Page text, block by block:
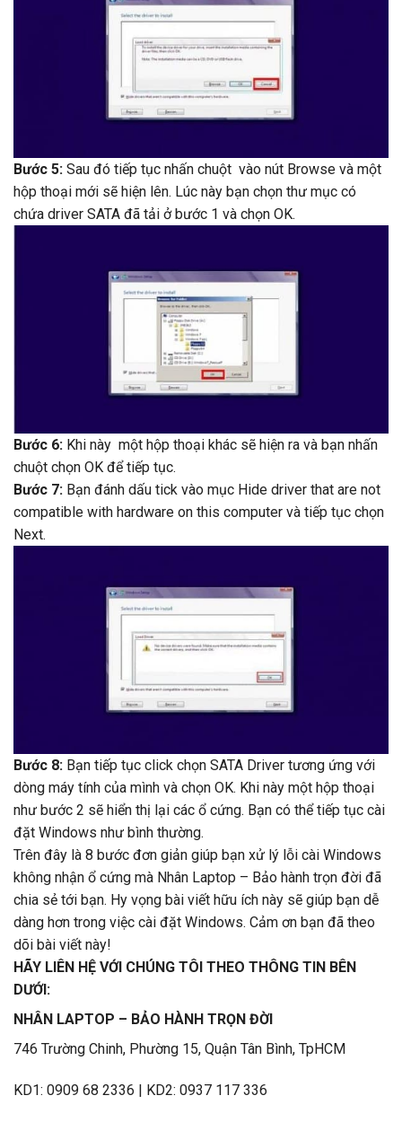
Bước 5: Sau đó tiếp tục nhấn chuột vào nút Browse và một
hộp thoại mới sẽ hiện lên. Lúc này bạn chọn thư mục có
chứa driver SATA đã tải ở bước 1 và chọn OK.
Bước 6: Khi này một hộp thoại khác sẽ hiện ra và bạn nhấn
chuột chọn OK để tiếp tục.
Bước 7: Bạn đánh dấu tick vào mục Hide driver that are not
compatible with hardware on this computer và tiếp tục chọn
Next.
Bước 8: Bạn tiếp tục click chọn SATA Driver tương ứng với
dòng máy tính của mình và chọn OK. Khi này một hộp thoại
như bước 2 sẽ hiển thị lại các ổ cứng. Bạn có thể tiếp tục cài
đặt Windows như bình thường.
Trên đây là 8 bước đơn giản giúp bạn xử lý lỗi cài Windows
không nhận ổ cứng mà Nhân Laptop – Bảo hành trọn đời đã
chia sẻ tới bạn. Hy vọng bài viết hữu ích này sẽ giúp bạn dễ
dàng hơn trong việc cài đặt Windows. Cảm ơn bạn đã theo
dõi bài viết này!
HÃY LIÊN HỆ VỚI CHÚNG TÔI THEO THÔNG TIN BÊN
DƯỚI:
NHÂN LAPTOP – BẢO HÀNH TRỌN ĐỜI
746 Trường Chinh, Phường 15, Quận Tân Bình, TpHCM
KD1: 0909 68 2336 | KD2: 0937 117 336